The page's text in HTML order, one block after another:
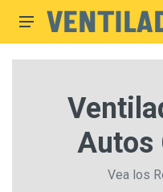
Autos
Vea los